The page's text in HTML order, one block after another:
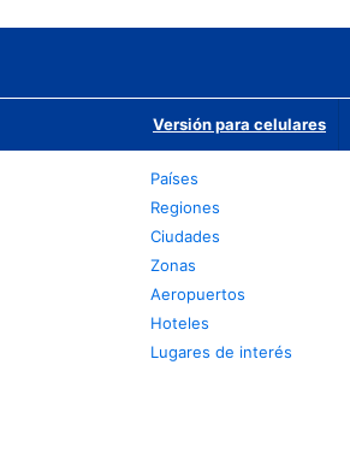
Versión para celulares
Países
Regiones
Ciudades
Zonas
Aeropuertos
Hoteles
Lugares de interés